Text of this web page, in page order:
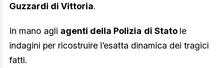
Guzzardi di Vittoria.
In mano agli agenti della Polizia di Stato le
indagini per ricostruire l’esatta dinamica dei tragici
fatti.